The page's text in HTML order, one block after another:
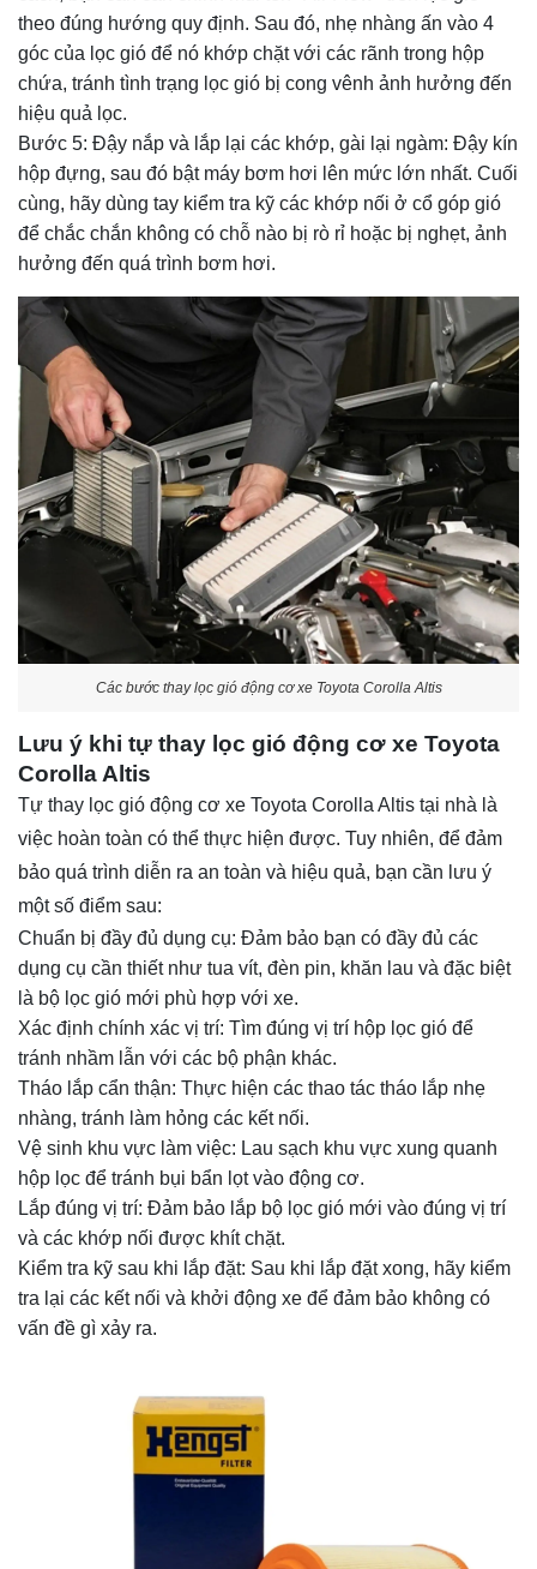
theo đúng hướng quy định. Sau đó, nhẹ nhàng ấn vào 4
góc của lọc gió để nó khớp chặt với các rãnh trong hộp
chứa, tránh tình trạng lọc gió bị cong vênh ảnh hưởng đến
hiệu quả lọc.
Bước 5: Đậy nắp và lắp lại các khớp, gài lại ngàm: Đậy kín
hộp đựng, sau đó bật máy bơm hơi lên mức lớn nhất. Cuối
cùng, hãy dùng tay kiểm tra kỹ các khớp nối ở cổ góp gió
để chắc chắn không có chỗ nào bị rò rỉ hoặc bị nghẹt, ảnh
hưởng đến quá trình bơm hơi.
Các bước thay lọc gió động cơ xe Toyota Corolla Altis
Lưu ý khi tự thay lọc gió động cơ xe Toyota
Corolla Altis
Tự thay lọc gió động cơ xe Toyota Corolla Altis tại nhà là
việc hoàn toàn có thể thực hiện được. Tuy nhiên, để đảm
bảo quá trình diễn ra an toàn và hiệu quả, bạn cần lưu ý
một số điểm sau:
Chuẩn bị đầy đủ dụng cụ: Đảm bảo bạn có đầy đủ các
dụng cụ cần thiết như tua vít, đèn pin, khăn lau và đặc biệt
là bộ lọc gió mới phù hợp với xe.
Xác định chính xác vị trí: Tìm đúng vị trí hộp lọc gió để
tránh nhầm lẫn với các bộ phận khác.
Tháo lắp cẩn thận: Thực hiện các thao tác tháo lắp nhẹ
nhàng, tránh làm hỏng các kết nối.
Vệ sinh khu vực làm việc: Lau sạch khu vực xung quanh
hộp lọc để tránh bụi bẩn lọt vào động cơ.
Lắp đúng vị trí: Đảm bảo lắp bộ lọc gió mới vào đúng vị trí
và các khớp nối được khít chặt.
Kiểm tra kỹ sau khi lắp đặt: Sau khi lắp đặt xong, hãy kiểm
tra lại các kết nối và khởi động xe để đảm bảo không có
vấn đề gì xảy ra.